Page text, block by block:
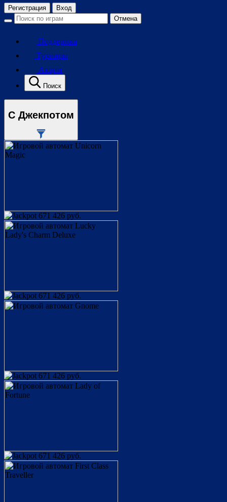
Регистрация
Вход
Отмена
Поддержка
Турниры
Акции
Поиск
С Джекпотом
671 426 руб.
671 426 руб.
671 426 руб.
671 426 руб.